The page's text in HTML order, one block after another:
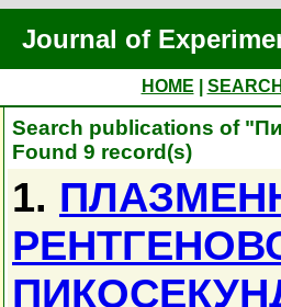
Journal of
HOME
Search publications of
Found 9 record(s)
1.